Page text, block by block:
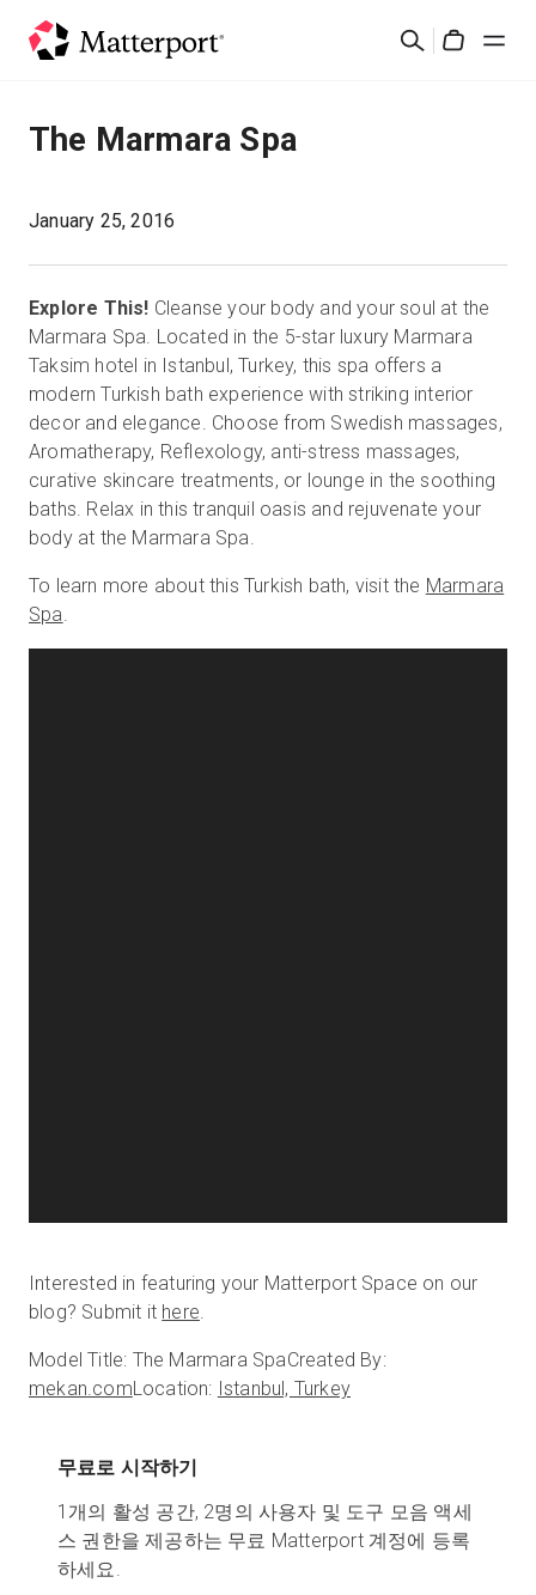
검
솔루션
가격
리소스
새로운 사항
문의하기
로그인
The Marmara Spa
January 25, 2016
Explore This! Cleanse your body and your soul at the
Marmara Spa. Located in the 5-star luxury Marmara
Taksim hotel in Istanbul, Turkey, this spa offers a
modern Turkish bath experience with striking interior
decor and elegance. Choose from Swedish massages,
Aromatherapy, Reflexology, anti-stress massages,
curative skincare treatments, or lounge in the soothing
baths. Relax in this tranquil oasis and rejuvenate your
body at the Marmara Spa.
To learn more about this Turkish bath, visit the Marmara
Spa.
Interested in featuring your Matterport Space on our
blog? Submit it here.
Model Title: The Marmara SpaCreated By:
mekan.comLocation: Istanbul, Turkey
무료로 시작하기
1개의 활성 공간, 2명의 사용자 및 도구 모음 액세
스 권한을 제공하는 무료 Matterport 계정에 등록
하세요.